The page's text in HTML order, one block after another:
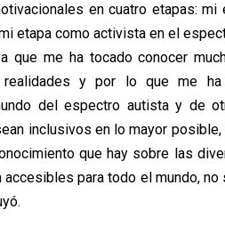
en cuatro etapas: mi
etapa como activista en el
que me ha tocado conocer
realidades y por lo que me
del espectro autista y de
inclusivos en lo mayor
que hay sobre las
para todo el mundo, no